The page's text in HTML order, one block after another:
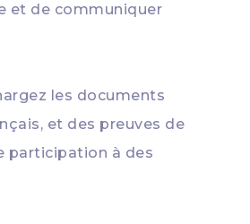
et de communiquer
les documents
et des preuves de
participation à des